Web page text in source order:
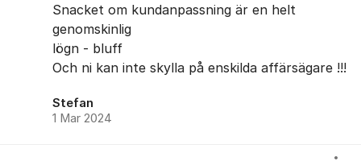
Snacket om kundanpassning är en helt
genomskinlig
lögn - bluff
Och ni kan inte skylla på enskilda affärsägare !!!
Stefan
1 Mar 2024